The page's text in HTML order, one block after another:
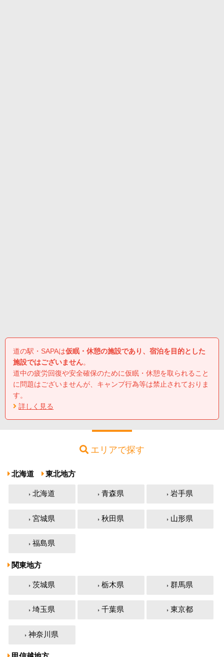
道の駅・SAPAは仮眠・休憩の施設であり、宿泊を目的とした
施設ではございません。
道中の疲労回復や安全確保のために仮眠・休憩を取られること
に問題はございませんが、キャンプ行為等は禁止されておりま
す。
詳しく見る
エリアで探す
北海道 東北地方
北海道 青森県 岩手県
宮城県 秋田県 山形県
福島県
関東地方
茨城県 栃木県 群馬県
埼玉県 千葉県 東京都
神奈川県